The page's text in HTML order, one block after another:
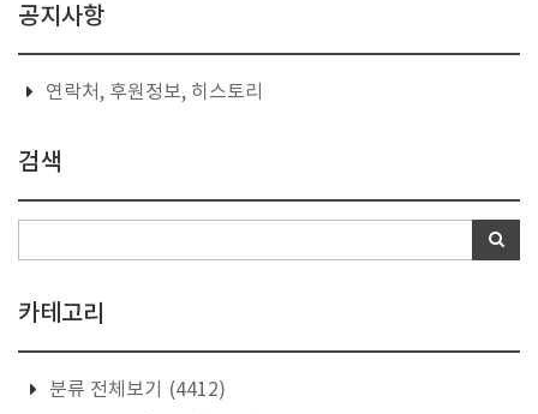
공지사항
연락처, 후원정보, 히스토리
검색
카테고리
분류 전체보기
(4412)